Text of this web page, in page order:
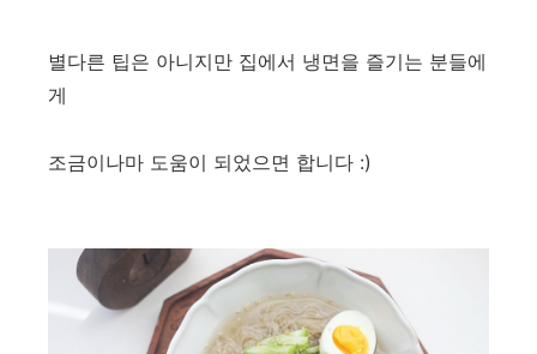
별다른 팁은 아니지만 집에서 냉면을 즐기는 분들에
게
조금이나마 도움이 되었으면 합니다 :)